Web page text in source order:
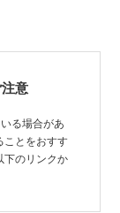
意
る場合があ
ことをおすす
下のリンクか